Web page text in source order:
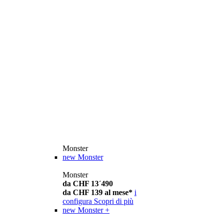
Monster
new Monster
Monster
da CHF 13´490
da CHF 139 al mese* i
configura Scopri di più
new Monster +